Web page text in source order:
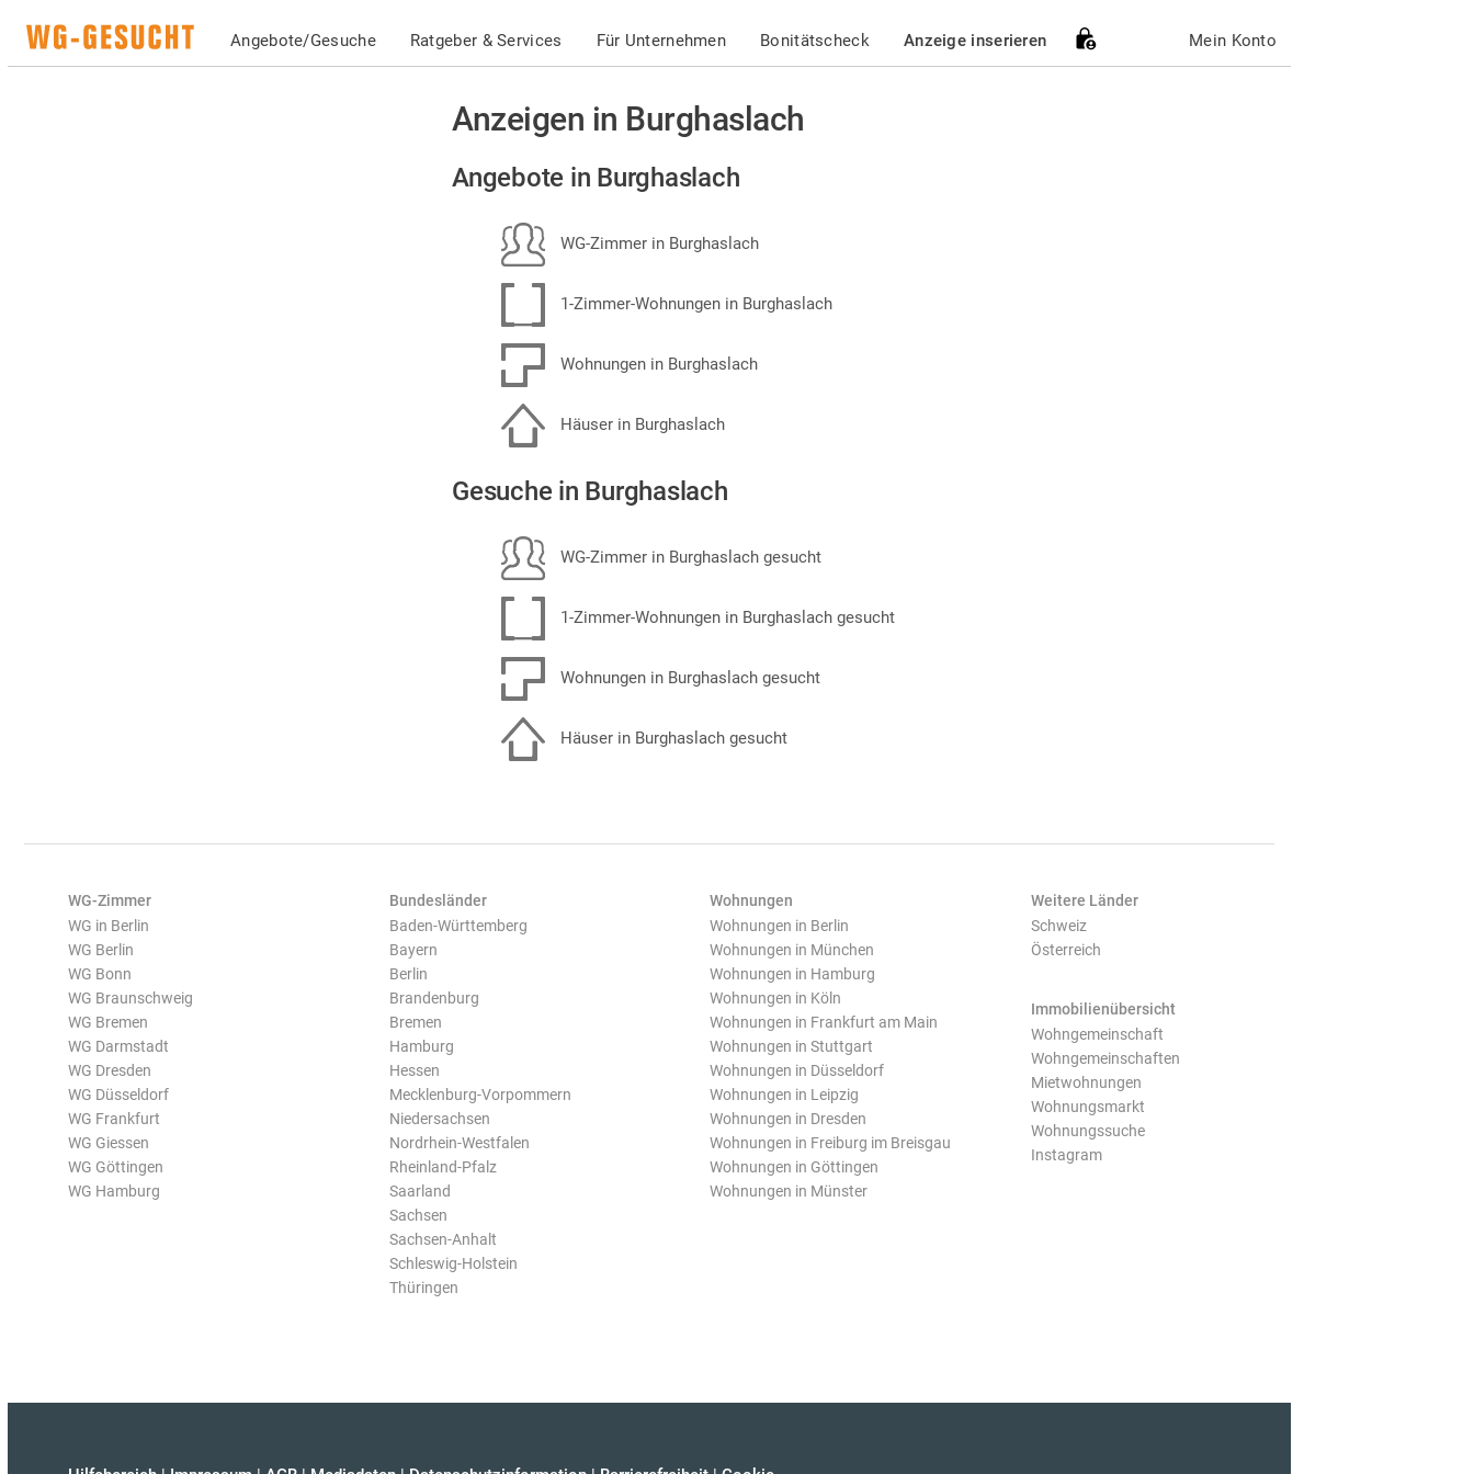
Angebote/Gesuche Ratgeber & Services Für Unternehmen Bonitätscheck Anzeige inserieren Mein Konto
Anzeigen in Burghaslach
Angebote in Burghaslach
WG-Zimmer in Burghaslach
1-Zimmer-Wohnungen in Burghaslach
Wohnungen in Burghaslach
Häuser in Burghaslach
Gesuche in Burghaslach
WG-Zimmer in Burghaslach gesucht
1-Zimmer-Wohnungen in Burghaslach gesucht
Wohnungen in Burghaslach gesucht
Häuser in Burghaslach gesucht
WG-Zimmer
WG in Berlin
WG Berlin
WG Bonn
WG Braunschweig
WG Bremen
WG Darmstadt
WG Dresden
WG Düsseldorf
WG Frankfurt
WG Giessen
WG Göttingen
WG Hamburg
Bundesländer
Baden-Württemberg
Bayern
Berlin
Brandenburg
Bremen
Hamburg
Hessen
Mecklenburg-Vorpommern
Niedersachsen
Nordrhein-Westfalen
Rheinland-Pfalz
Saarland
Sachsen
Sachsen-Anhalt
Schleswig-Holstein
Thüringen
Wohnungen
Wohnungen in Berlin
Wohnungen in München
Wohnungen in Hamburg
Wohnungen in Köln
Wohnungen in Frankfurt am Main
Wohnungen in Stuttgart
Wohnungen in Düsseldorf
Wohnungen in Leipzig
Wohnungen in Dresden
Wohnungen in Freiburg im Breisgau
Wohnungen in Göttingen
Wohnungen in Münster
Weitere Länder
Schweiz
Österreich
Immobilienübersicht
Wohngemeinschaft
Wohngemeinschaften
Mietwohnungen
Wohnungsmarkt
Wohnungssuche
Instagram